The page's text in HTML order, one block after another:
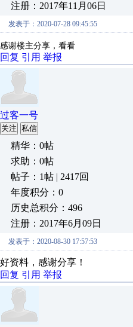
注册：2017年11月06日
发表于：2020-07-28 09:45:55
感谢楼主分享，看看
回复 引用 举报
过客一号
关注 私信
精华：0帖
求助：0帖
帖子：1帖 | 2417回
年度积分：0
历史总积分：496
注册：2017年6月09日
发表于：2020-08-30 17:57:53
好资料，感谢分享！
回复 引用 举报